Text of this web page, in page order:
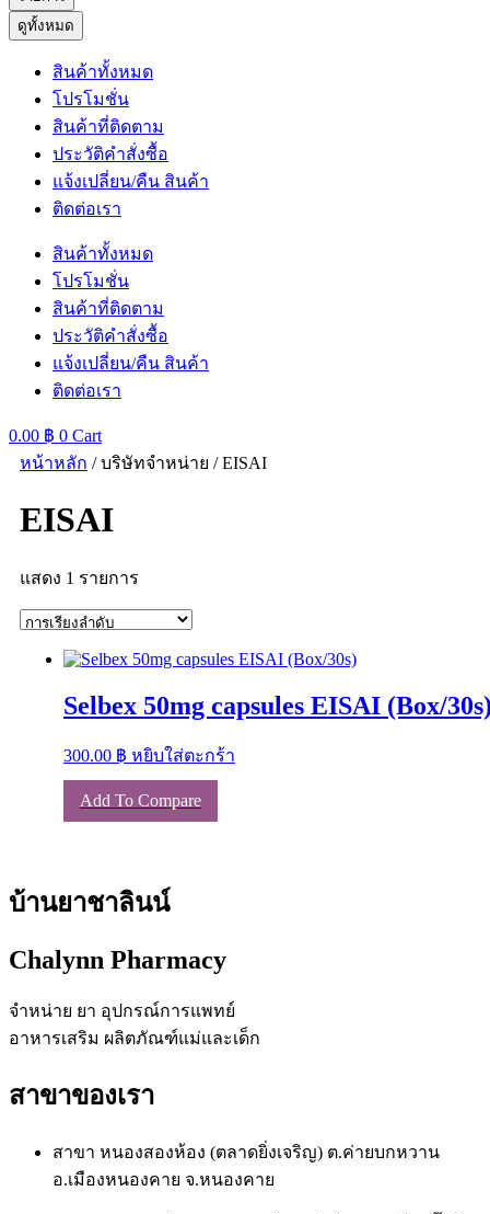
ดูทั้งหมด
สินค้าทั้งหมด
โปรโมชั่น
สินค้าที่ติดตาม
ประวัติคำสั่งซื้อ
แจ้งเปลี่ยน/คืน สินค้า
ติดต่อเรา
สินค้าทั้งหมด
โปรโมชั่น
สินค้าที่ติดตาม
ประวัติคำสั่งซื้อ
แจ้งเปลี่ยน/คืน สินค้า
ติดต่อเรา
0.00 ฿ 0 Cart
หน้าหลัก / บริษัทจำหน่าย / EISAI
EISAI
แสดง 1 รายการ
Selbex 50mg capsules EISAI (Box/
300.00 ฿ หยิบใส่ตะกร้า
Add To Compare
บ้านยาชาลินน์
Chalynn Pharmacy
จำหน่าย ยา อุปกรณ์การแพทย์
อาหารเสริม ผลิตภัณฑ์แม่และเด็ก
สาขาของเรา
สาขา หนองสองห้อง (ตลาดยิ่งเจริญ) ต.ค่ายบกหวาน
อ.เมืองหนองคาย จ.หนองคาย